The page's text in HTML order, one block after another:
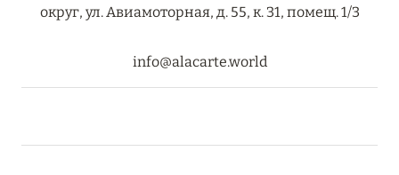
ONE&ONLY PORTONOVI: В АВГУСТЕ ПО
округ, ул. Авиамоторная, д. 55, к. 31, помещ. 1/3
info@alacarte.world